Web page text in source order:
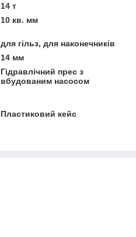
14 т
10 кв. мм
для гільз, для наконечників
14 мм
Гідравлічний прес з
вбудованим насосом
Пластиковий кейс